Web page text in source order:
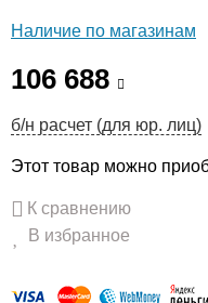
Наличие по магазинам
106 688
б/н расчет (для юр. лиц)
Этот товар можно
К сравнению
В избранное